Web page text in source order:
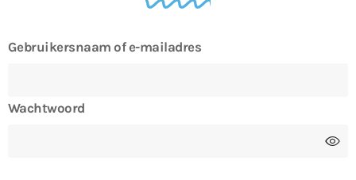
Gebruikersnaam of e-mailadres
Wachtwoord